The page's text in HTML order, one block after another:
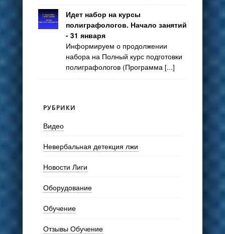
Идет набор на курсы
полиграфологов. Начало занятий
- 31 января
Информируем о продолжении
набора на Полный курс подготовки
полиграфологов (Программа [...]
РУБРИКИ
Видео
Невербальная детекция лжи
Новости Лиги
Оборудование
Обучение
Отзывы Обучение